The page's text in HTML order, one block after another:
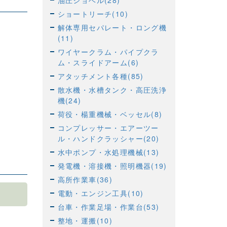
ショートリーチ(10)
解体専用セパレート・ロング機
(11)
ワイヤークラム・パイプクラ
ム・スライドアーム(6)
アタッチメント各種(85)
散水機・水槽タンク・高圧洗浄
機(24)
荷役・楊重機械・ベッセル(8)
コンプレッサー・エアーツー
ル・ハンドクラッシャー(20)
水中ポンプ・水処理機械(13)
発電機・溶接機・照明機器(19)
高所作業車(36)
電動・エンジン工具(10)
台車・作業足場・作業台(53)
整地・運搬(10)